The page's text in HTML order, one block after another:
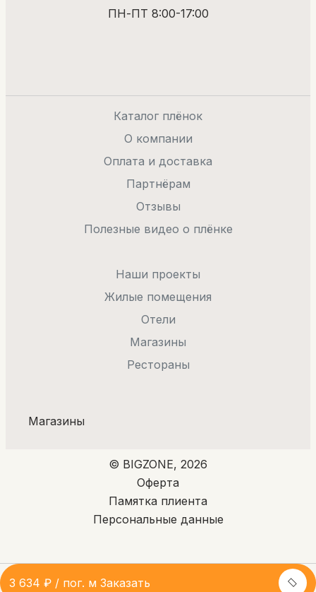
3 634 ₽ / пог. м Заказать
ПН-ПТ 8:00-17:00
Каталог плёнок
О компании
Оплата и доставка
Партнёрам
Отзывы
Полезные видео о плёнке
Наши проекты
Жилые помещения
Отели
Магазины
Рестораны
Магазины
© BIGZONE, 2026
Оферта
Памятка плиента
Персональные данные